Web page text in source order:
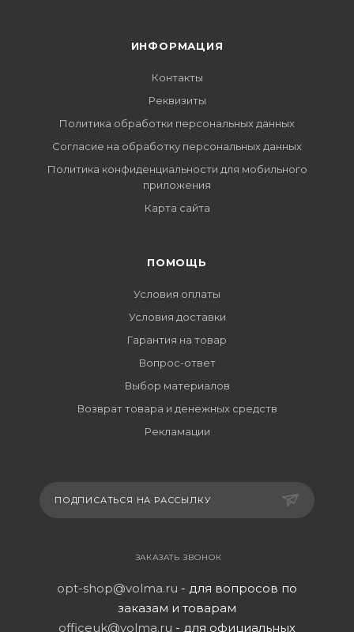
ИНФОРМАЦИЯ
Контакты
Реквизиты
Политика обработки персональных данных
Согласие на обработку персональных данных
Политика конфиденциальности для мобильного
приложения
Карта сайта
ПОМОЩЬ
Условия оплаты
Условия доставки
Гарантия на товар
Вопрос-ответ
Выбор материалов
Возврат товара и денежных средств
Рекламации
ПОДПИСАТЬСЯ НА РАССЫЛКУ
ЗАКАЗАТЬ ЗВОНОК
opt-shop@volma.ru - для вопросов по
заказам и товарам
officeuk@volma.ru - для официальных